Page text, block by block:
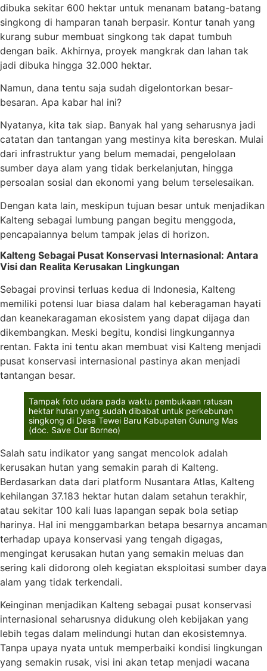
dibuka sekitar 600 hektar untuk menanam batang-batang
singkong di hamparan tanah berpasir. Kontur tanah yang
kurang subur membuat singkong tak dapat tumbuh
dengan baik. Akhirnya, proyek mangkrak dan lahan tak
jadi dibuka hingga 32.000 hektar.
Namun, dana tentu saja sudah digelontorkan besar-
besaran. Apa kabar hal ini?
Nyatanya, kita tak siap. Banyak hal yang seharusnya jadi
catatan dan tantangan yang mestinya kita bereskan. Mulai
dari infrastruktur yang belum memadai, pengelolaan
sumber daya alam yang tidak berkelanjutan, hingga
persoalan sosial dan ekonomi yang belum terselesaikan.
Dengan kata lain, meskipun tujuan besar untuk menjadikan
Kalteng sebagai lumbung pangan begitu menggoda,
pencapaiannya belum tampak jelas di horizon.
Kalteng Sebagai Pusat Konservasi Internasional: Antara
Visi dan Realita Kerusakan Lingkungan
Sebagai provinsi terluas kedua di Indonesia, Kalteng
memiliki potensi luar biasa dalam hal keberagaman hayati
dan keanekaragaman ekosistem yang dapat dijaga dan
dikembangkan. Meski begitu, kondisi lingkungannya
rentan. Fakta ini tentu akan membuat visi Kalteng menjadi
pusat konservasi internasional pastinya akan menjadi
tantangan besar.
Tampak foto udara pada waktu pembukaan ratusan
hektar hutan yang sudah dibabat untuk perkebunan
singkong di Desa Tewei Baru Kabupaten Gunung Mas
(doc. Save Our Borneo)
Salah satu indikator yang sangat mencolok adalah
kerusakan hutan yang semakin parah di Kalteng.
Berdasarkan data dari platform Nusantara Atlas, Kalteng
kehilangan 37.183 hektar hutan dalam setahun terakhir,
atau sekitar 100 kali luas lapangan sepak bola setiap
harinya. Hal ini menggambarkan betapa besarnya ancaman
terhadap upaya konservasi yang tengah digagas,
mengingat kerusakan hutan yang semakin meluas dan
sering kali didorong oleh kegiatan eksploitasi sumber daya
alam yang tidak terkendali.
Keinginan menjadikan Kalteng sebagai pusat konservasi
internasional seharusnya didukung oleh kebijakan yang
lebih tegas dalam melindungi hutan dan ekosistemnya.
Tanpa upaya nyata untuk memperbaiki kondisi lingkungan
yang semakin rusak, visi ini akan tetap menjadi wacana